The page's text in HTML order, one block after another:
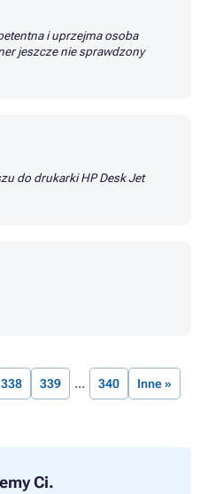
i uprzejma osoba
jeszcze nie sprawdzony
do drukarki HP Desk Jet
338 339 340 Inne »
Ci.